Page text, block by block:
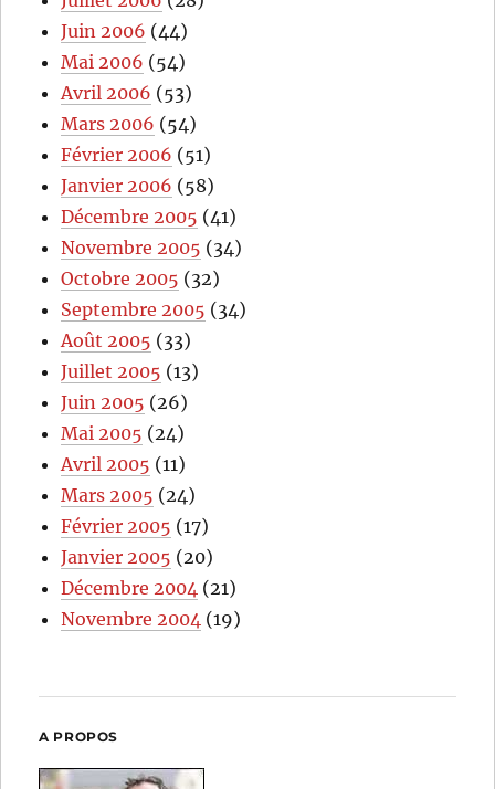
Juin 2006 (44)
Mai 2006 (54)
Avril 2006 (53)
Mars 2006 (54)
Février 2006 (51)
Janvier 2006 (58)
Décembre 2005 (41)
Novembre 2005 (34)
Octobre 2005 (32)
Septembre 2005 (34)
Août 2005 (33)
Juillet 2005 (13)
Juin 2005 (26)
Mai 2005 (24)
Avril 2005 (11)
Mars 2005 (24)
Février 2005 (17)
Janvier 2005 (20)
Décembre 2004 (21)
Novembre 2004 (19)
A PROPOS